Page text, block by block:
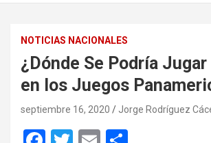
NOTICIAS NACIONALES
¿Dónde Se Podría
en los Juegos
septiembre 16, 2020 Jorge Rodríguez